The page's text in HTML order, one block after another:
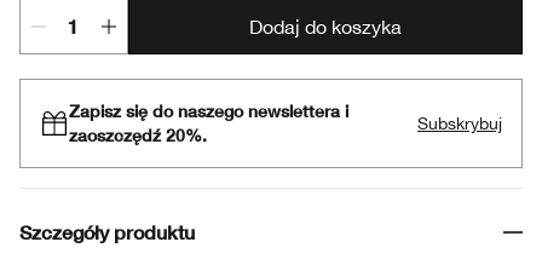
Dodaj do koszyka
Zapisz się do naszego newslettera i
zaoszczędź 20%.
Subskrybuj
Szczegóły produktu